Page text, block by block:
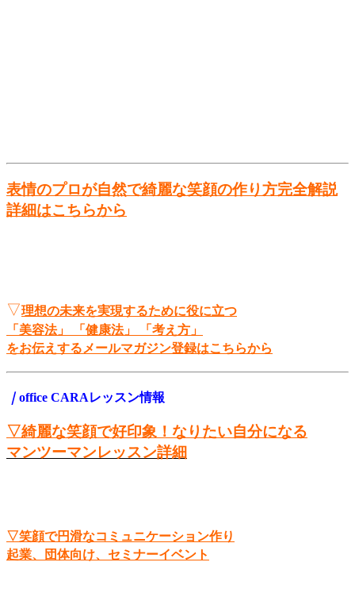
表情のプロが自然で綺麗な笑顔の作り方完全解説
詳細はこちらから
▽理想の未来を実現するために役に立つ
「美容法」 「健康法」 「考え方」
をお伝えするメールマガジン登録はこちらから
｜ office CARAレッスン情報
▽綺麗な笑顔で好印象！なりたい自分になる
マンツーマンレッスン詳細
▽笑顔で円滑なコミュニケーション作り
起業、団体向け、セミナーイベント